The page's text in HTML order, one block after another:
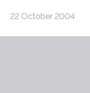
22 October 2004